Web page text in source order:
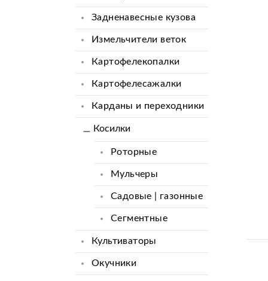
Задненавесные кузова
Измельчители веток
Картофелекопалки
Картофелесажалки
Карданы и переходники
Косилки
Роторные
Мульчеры
Садовые | газонные
Сегментные
Культиваторы
Окучники